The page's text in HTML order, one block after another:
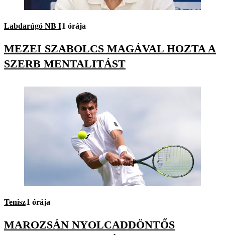
Labdarúgó NB I1 órája
MEZEI SZABOLCS MAGÁVAL HOZTA A
SZERB MENTALITÁST
Tenisz1 órája
MAROZSÁN NYOLCADDÖNTŐS